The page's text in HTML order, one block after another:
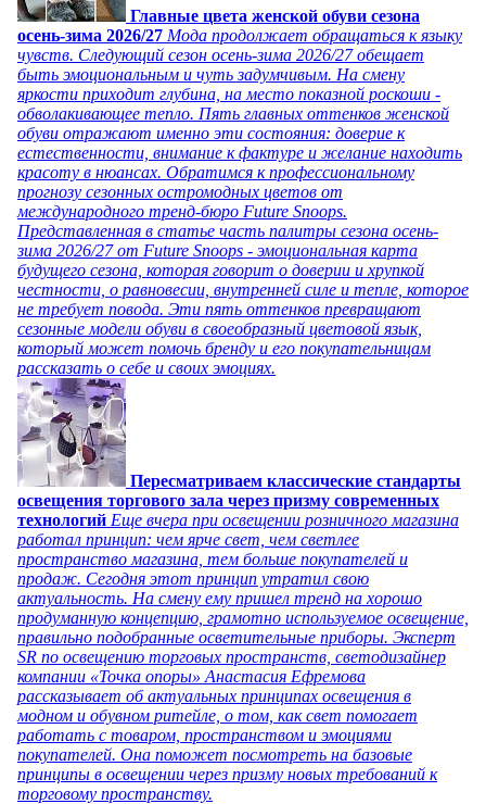
Главные цвета женской обуви сезона
осень-зима 2026/27 Мода продолжает обращаться к языку
чувств. Следующий сезон осень-зима 2026/27 обещает
быть эмоциональным и чуть задумчивым. На смену
яркости приходит глубина, на место показной роскоши -
обволакивающее тепло. Пять главных оттенков женской
обуви отражают именно эти состояния: доверие к
естественности, внимание к фактуре и желание находить
красоту в нюансах. Обратимся к профессиональному
прогнозу сезонных остромодных цветов от
международного тренд-бюро Future Snoops.
Представленная в статье часть палитры сезона осень-
зима 2026/27 от Future Snoops - эмоциональная карта
будущего сезона, которая говорит о доверии и хрупкой
честности, о равновесии, внутренней силе и тепле, которое
не требует повода. Эти пять оттенков превращают
сезонные модели обуви в своеобразный цветовой язык,
который может помочь бренду и его покупательницам
рассказать о себе и своих эмоциях.
Пересматриваем классические стандарты
освещения торгового зала через призму современных
технологий Еще вчера при освещении розничного магазина
работал принцип: чем ярче свет, чем светлее
пространство магазина, тем больше покупателей и
продаж. Сегодня этот принцип утратил свою
актуальность. На смену ему пришел тренд на хорошо
продуманную концепцию, грамотно используемое освещение,
правильно подобранные осветительные приборы. Эксперт
SR по освещению торговых пространств, светодизайнер
компании «Точка опоры» Анастасия Ефремова
рассказывает об актуальных принципах освещения в
модном и обувном ритейле, о том, как свет помогает
работать с товаром, пространством и эмоциями
покупателей. Она поможет посмотреть на базовые
принципы в освещении через призму новых требований к
торговому пространству.